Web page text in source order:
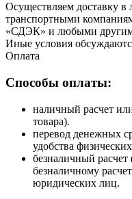
Осуществляем доставку
транспортными
«СДЭК» и любыми
Иные условия
Оплата
Способы оплаты:
наличный расчет
товара).
перевод денежных
удобства
безналичный расчет
безналичному
юридических лиц.